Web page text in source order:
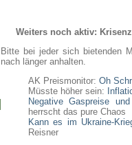
Weiters noch aktiv:
Bitte bei jeder sich bietenden
nach länger anhalten.
AK Preismonitor: Oh
Müsste höher sein:
Negative Gaspreise
herrscht das pure Chaos
Kann es im Ukraine-
Reisner